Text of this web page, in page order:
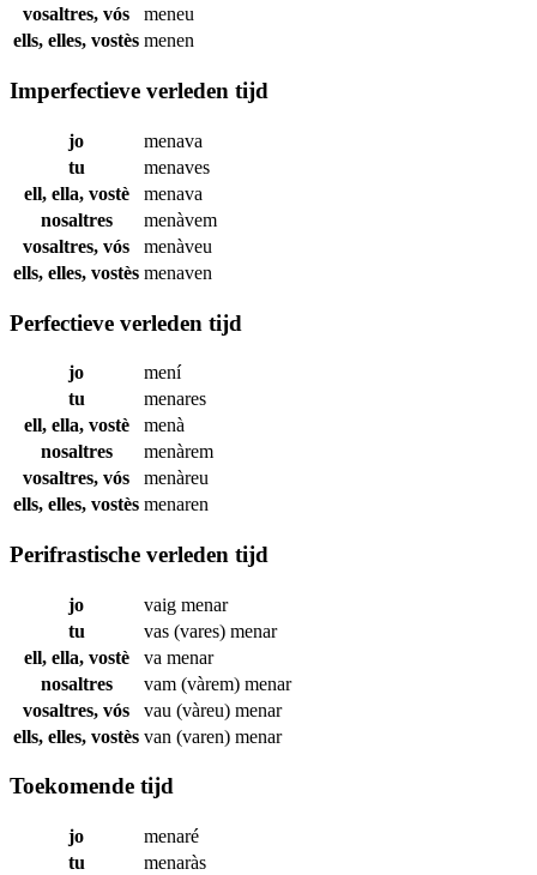
vosaltres, vós
meneu
ells, elles, vostès menen
Imperfectieve verleden tijd
jo
menava
tu
menaves
ell, ella, vostè
menava
nosaltres
menàvem
vosaltres, vós
menàveu
ells, elles, vostès menaven
Perfectieve verleden tijd
jo
mení
tu
menares
ell, ella, vostè
menà
nosaltres
menàrem
vosaltres, vós
menàreu
ells, elles, vostès menaren
Perifrastische verleden tijd
jo vaig menar
tu
vas (vares) menar
ell, ella, vostè
va menar
nosaltres
vam (vàrem) menar
vosaltres, vós
vau (vàreu) menar
ells, elles, vostès van (varen) menar
Toekomende tijd
jo
menaré
tu
menaràs